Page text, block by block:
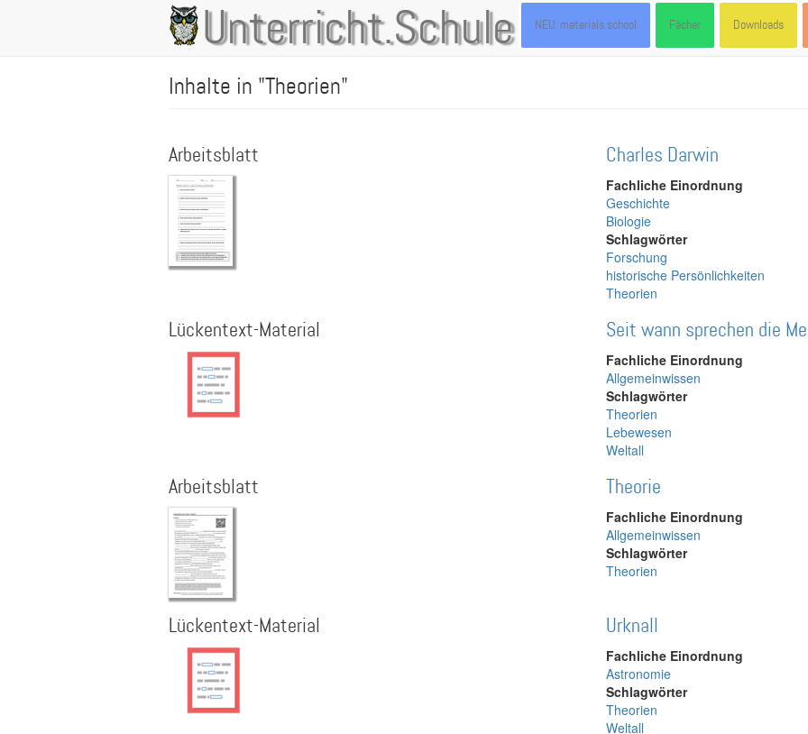
Unterricht.Schule
Main
navigation
NEU: materials.school Fächer Downloads
Inhalte in "Theorien"
Arbeitsblatt Charles Darwin
Fachliche Einordnung
Geschichte
Biologie
Schlagwörter
Forschung
historische Persönlichkeiten
Theorien
Lückentext-Material Seit wann sprechen die
Fachliche Einordnung
Allgemeinwissen
Schlagwörter
Theorien
Lebewesen
Weltall
Arbeitsblatt Theorie
Fachliche Einordnung
Allgemeinwissen
Schlagwörter
Theorien
Lückentext-Material Urknall
Fachliche Einordnung
Astronomie
Schlagwörter
Theorien
Weltall